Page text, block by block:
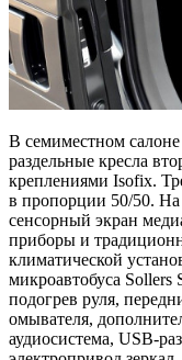
В семиместном
раздельные кресла
креплениями Isofix.
в пропорции 50/50. На
сенсорный экран
приборы и
климатической
микроавтобуса Sollers
подогрев руля,
омывателя,
аудиосистема, USB-